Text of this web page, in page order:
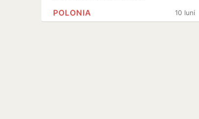
10 luni
POLONIA